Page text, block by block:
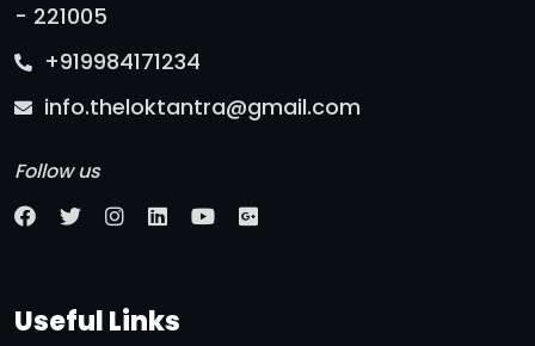
- 221005
+919984171234
info.theloktantra@gmail.com
Follow us
Useful Links